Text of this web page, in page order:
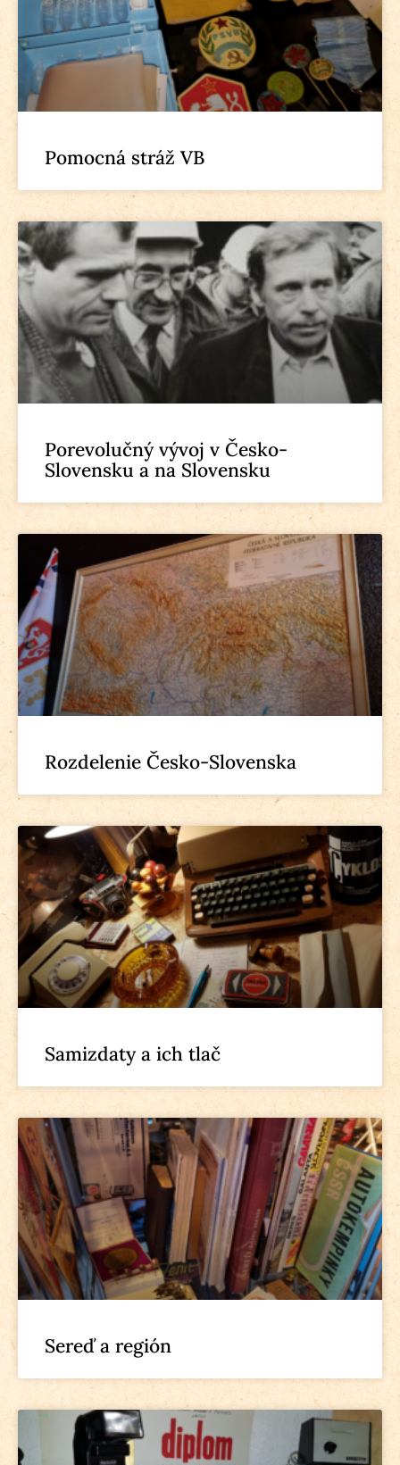
Pomocná stráž VB
Porevolučný vývoj v Česko-
Slovensku a na Slovensku
Rozdelenie Česko-Slovenska
Samizdaty a ich tlač
Sereď a región